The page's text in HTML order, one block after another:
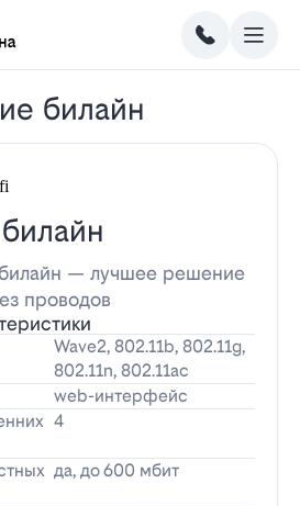
билайн
— лучшее решение
проводов
Wave2, 802.11b, 802.11g,
802.11n, 802.11ac
web-интерфейс
4
да, до 600 мбит